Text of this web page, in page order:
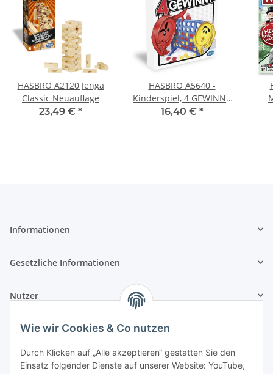
Wie wir Cookies & Co nutzen
Durch Klicken auf „Alle akzeptieren“ gestatten Sie den
Einsatz folgender Dienste auf unserer Website: YouTube,
HASBRO A2120 Jenga
Classic Neuauflage
23,49 € *
HASBRO A5640 -
Kinderspiel, 4 GEWINNT
- Das Original
16,40 € *
Informationen
Gesetzliche Informationen
Nutzer